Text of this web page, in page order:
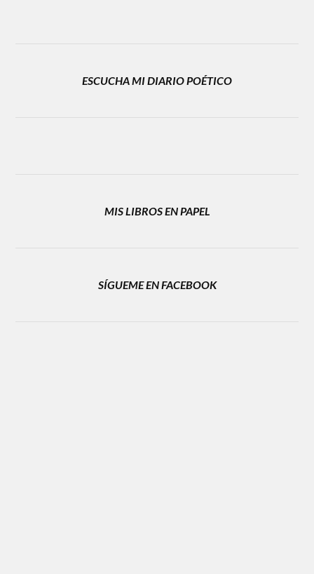
ESCUCHA MI DIARIO POÉTICO
MIS LIBROS EN PAPEL
SÍGUEME EN FACEBOOK